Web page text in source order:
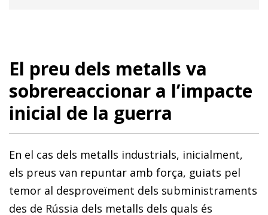
El preu dels metalls va
sobrereaccionar a l’impacte
inicial de la guerra
En el cas dels metalls industrials, inicialment,
els preus van repuntar amb força, guiats pel
temor al desproveïment dels subministraments
des de Rússia dels metalls dels quals és